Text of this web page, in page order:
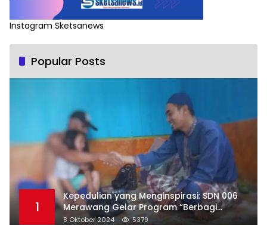
Instagram Sketsanews
Popular Posts
1
Kepedulian yang Menginspirasi: SDN 006
Merawang Gelar Program “Berbagi
Segenggam Beras”
8 Oktober 2024 5379